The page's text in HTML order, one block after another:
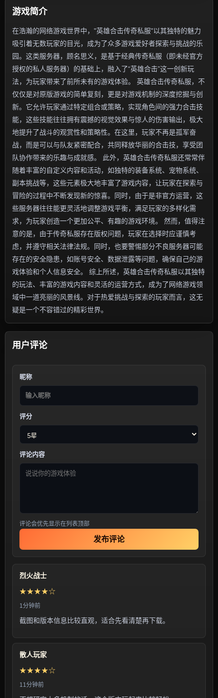
游戏简介
在浩瀚的网络游戏世界中，"英雄合击传奇私服"以其独特的魅力
吸引着无数玩家的目光，成为了众多游戏爱好者探索与挑战的乐
园。这类服务器，顾名思义，是基于经典传奇私服（即未经官方
授权的私人服务器）的基础上，融入了“英雄合击”这一创新玩
法，为玩家带来了前所未有的游戏体验。 英雄合击传奇私服，不
仅仅是对原版游戏的简单复刻，更是对游戏机制的深度挖掘与创
新。它允许玩家通过特定组合或策略，实现角色间的强力合击技
能，这些技能往往拥有震撼的视觉效果与惊人的伤害输出，极大
地提升了战斗的观赏性和策略性。在这里，玩家不再是孤军奋
战，而是可以与队友紧密配合，共同释放华丽的合击技，享受团
队协作带来的乐趣与成就感。 此外，英雄合击传奇私服还常常伴
随着丰富的自定义内容和活动，如独特的装备系统、宠物系统、
副本挑战等，这些元素极大地丰富了游戏内容，让玩家在探索与
冒险的过程中不断发现新的惊喜。同时，由于是非官方运营，这
些服务器往往能更灵活地调整游戏平衡，满足玩家的多样化需
求，为玩家创造一个更加公平、有趣的游戏环境。 然而，值得注
意的是，由于传奇私服存在版权问题，玩家在选择时应谨慎考
虑，并遵守相关法律法规。同时，也要警惕部分不良服务器可能
存在的安全隐患，如账号安全、数据泄露等问题，确保自己的游
戏体验和个人信息安全。 综上所述，英雄合击传奇私服以其独特
的玩法、丰富的游戏内容和灵活的运营方式，成为了网络游戏领
域中一道亮丽的风景线。对于热爱挑战与探索的玩家而言，这无
疑是一个不容错过的精彩世界。
用户评论
昵称
评分
评论内容
评论会优先显示在列表顶部
发布评论
烈火战士
★★★★☆
1分钟前
截图和版本信息比较直观，适合先看清楚再下载。
散人玩家
★★★★☆
11分钟前